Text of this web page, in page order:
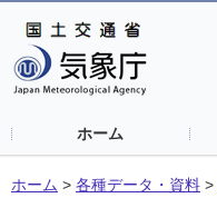
ホーム
ホーム > 各種データ・資料 >